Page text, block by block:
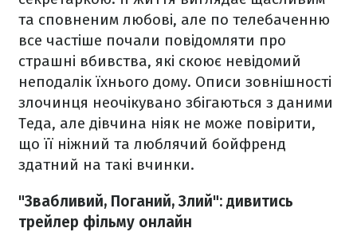
та сповненим любові, але по телебаченню
все частіше почали повідомляти про
страшні вбивства, які скоює невідомий
неподалік їхнього дому. Описи зовнішності
злочинця неочікувано збігаються з даними
Теда, але дівчина ніяк не може повірити,
що її ніжний та люблячий бойфренд
здатний на такі вчинки.
"Звабливий, Поганий, Злий": дивитись
трейлер фільму онлайн